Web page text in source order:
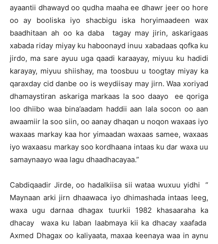
ayaantii dhawayd oo qudha maaha ee dhawr jeer oo hore
oo ay booliska iyo shacbigu iska horyimaadeen wax
baadhitaan ah oo ka daba tagay may jirin, askarigaas
xabada riday miyay ku haboonayd inuu xabadaas qofka ku
jirdo, ma sare ayuu uga qaadi karaayay, miyuu ku hadidi
karayay, miyuu shiishay, ma toosbuu u toogtay miyay ka
qaraxday cid danbe oo is weydiisay may jirn. Waa xoriyad
dhamaystiran askariga markaas la soo daayo ee qoriga
loo dhiibo waa bina’aadam haddii aan lala socon oo aan
awaamiir la soo siin, oo aanay dhaqan u noqon waxaas iyo
waxaas markay kaa hor yimaadan waxaas samee, waxaas
iyo waxaasu markay soo kordhaana intaas ku dar waxa uu
samaynaayo waa lagu dhaadhacayaa.”
Cabdiqaadir Jirde, oo hadalkiisa sii wataa wuxuu yidhi “
Maynaan arki jirn dhaawaca iyo dhimashada intaas leeg,
waxa ugu darnaa dhagax tuurkii 1982 khasaaraha ka
dhacay waxa ku laban laabmaya kii ka dhacay xaafada
Axmed Dhagax oo kaliyaata, maxaa keenaya waa in aynu